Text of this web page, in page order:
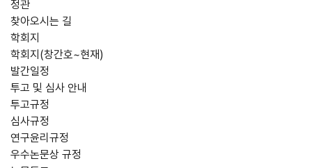
정관
찾아오시는 길
학회지
학회지(창간호~현재)
발간일정
투고 및 심사 안내
투고규정
심사규정
연구윤리규정
우수논문상 규정